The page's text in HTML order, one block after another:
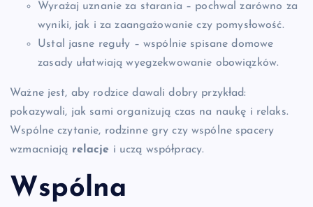
Wyrażaj uznanie za starania – pochwal zarówno za
wyniki, jak i za zaangażowanie czy pomysłowość.
Ustal jasne reguły – wspólnie spisane domowe
zasady ułatwiają wyegzekwowanie obowiązków.
Ważne jest, aby rodzice dawali dobry przykład:
pokazywali, jak sami organizują czas na naukę i relaks.
Wspólne czytanie, rodzinne gry czy wspólne spacery
wzmacniają relacje i uczą współpracy.
Wspólna